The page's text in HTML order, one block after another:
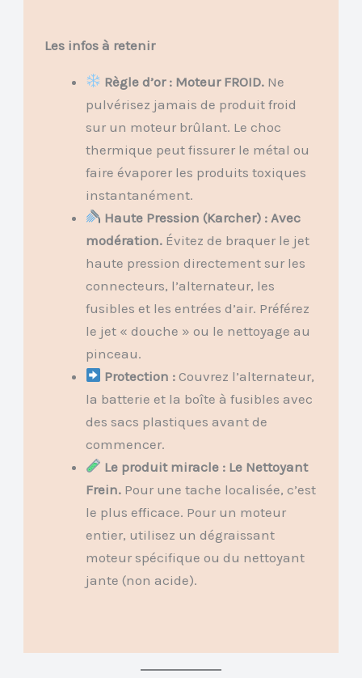
Les infos à retenir
Règle d’or : Moteur FROID. Ne
pulvérisez jamais de produit froid
sur un moteur brûlant. Le choc
thermique peut fissurer le métal ou
faire évaporer les produits toxiques
instantanément.
Haute Pression (Karcher) : Avec
modération.Évitez de braquer le jet
haute pression directement sur les
connecteurs, l’alternateur, les
fusibles et les entrées d’air. Préférez
le jet « douche » ou le nettoyage au
pinceau.
Protection : Couvrez l’alternateur,
la batterie et la boîte à fusibles avec
des sacs plastiques avant de
commencer.
Le produit miracle : Le Nettoyant
Frein.Pour une tache localisée, c’est
le plus efficace. Pour un moteur
entier, utilisez un dégraissant
moteur spécifique ou du nettoyant
jante (non acide).